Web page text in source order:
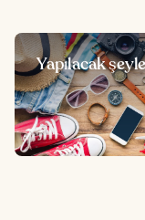
Yapılacak